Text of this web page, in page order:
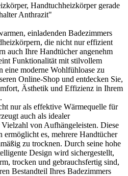
Handtuchheizkörper gerade
Anthrazit"
einladenden Badezimmers
die nicht nur effizient
auch Ihre Handtücher angenehm
Funktionalität mit stilvollem
moderne Wohlfühloase zu
Online-Shop und entdecken Sie,
Ästhetik und Effizienz in Ihrem
nur als effektive Wärmequelle für
auch als idealer
von Aufhängeleisten. Diese
es, mehrere Handtücher
zu trocknen. Durch seine hohe
Design wird sichergestellt,
trocken und gebrauchsfertig sind,
Bestandteil Ihres Badezimmers